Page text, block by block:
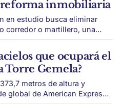
como un barrio
reforma inmobiliaria
en estudio busca eliminar
corredor o martillero, una
regulatoria. El
de reformas económicas que
que ocupará el
Torre Gemela?
metros de altura y
global de American Express